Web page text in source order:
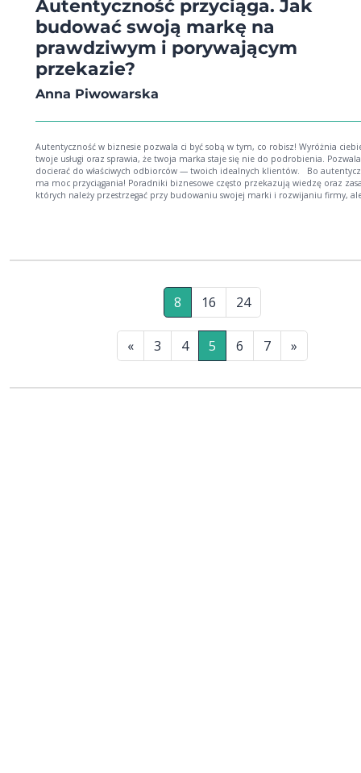
Autentyczność przyciąga. Jak
budować swoją markę na
prawdziwym i porywającym
przekazie?
Anna Piwowarska
Autentyczność w biznesie pozwala ci być sobą w tym, co robisz! Wyróżnia
twoje usługi oraz sprawia, że twoja marka staje się nie do podrobienia.
docierać do właściwych odbiorców — twoich idealnych klientów. Bo autentyczność
ma moc przyciągania! Poradniki biznesowe często przekazują wiedzę oraz
których należy przestrzegać przy budowaniu swojej marki i rozwijaniu firmy,
który będzie jednocześnie atrakcyjny dla twoich klientów. Przeczytaj ją i
to podejście jest dla ciebie. Jeśli tak — zacznij działać! Zagadnienia poruszane
książce są bliskie nowym trendom w marketingu, takim jak personal branding,
storytelling, content marketing. Budowanie marki na autentycznym przekazie to
prawdziwa rewolucja w podejściu do biznesu!
8 16 24
« 3 4 5 6 7 »